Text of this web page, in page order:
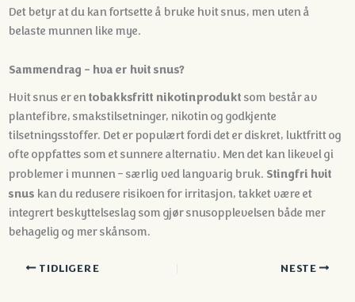
Det betyr at du kan fortsette å bruke hvit snus, men uten å
belaste munnen like mye.
Sammendrag - hva er hvit snus?
Hvit snus er entobakksfritt nikotinprodukt som består av
plantefibre, smakstilsetninger, nikotin og godkjente
tilsetningsstoffer. Det er populært fordi det er diskret, luktfritt og
ofte oppfattes som et sunnere alternativ. Men det kan likevel gi
problemer i munnen - særlig ved langvarig bruk. Stingfri hvit
snus kan du redusere risikoen for irritasjon, takket være et
integrert beskyttelseslag som gjør snusopplevelsen både mer
behagelig og mer skånsom.
TIDLIGERE NESTE